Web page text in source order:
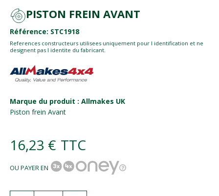
PISTON FREIN AVANT
Référence: STC1918
References constructeurs utilisees uniquement pour l identification et ne
designent pas l identite du fabricant.
Marque du produit : Allmakes UK
Piston frein Avant
16,23 € TTC
OU PAYER EN